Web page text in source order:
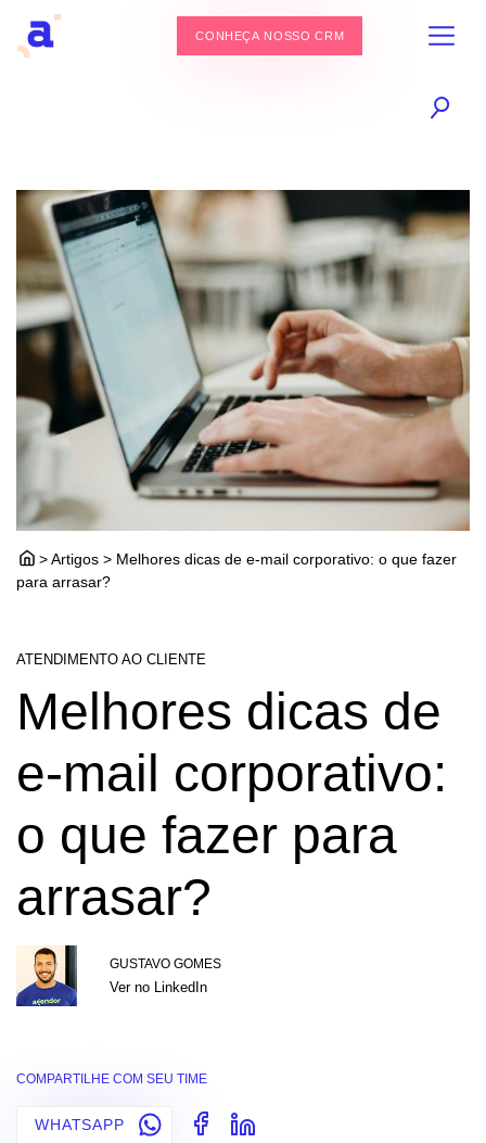
CONHEÇA NOSSO CRM
> Artigos > Melhores dicas de e-mail corporativo: o que fazer
para arrasar?
ATENDIMENTO AO CLIENTE
Melhores dicas de
e-mail corporativo:
o que fazer para
arrasar?
GUSTAVO GOMES
Ver no LinkedIn
COMPARTILHE COM SEU TIME
WHATSAPP